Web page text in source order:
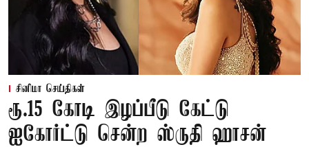
சினிமா செய்திகள்
ரூ.15 கோடி இழப்பீடு கேட்டு
ஐகோர்ட்டு சென்ற ஸ்ருதி ஹாசன்